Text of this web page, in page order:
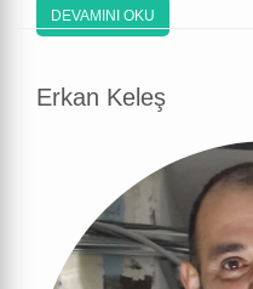
DEVAMINI OKU
Erkan Keleş